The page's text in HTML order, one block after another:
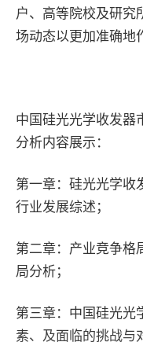
户、高等院校及研究
场动态以更加准确地
中国硅光光学收发器
分析内容展示：
第一章：硅光光学收
行业发展综述；
第二章：产业竞争格
局分析；
第三章：中国硅光光
素、及面临的挑战与